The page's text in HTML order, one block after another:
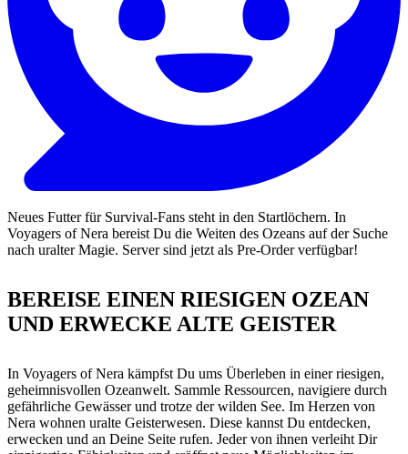
Neues Futter für Survival-Fans steht in den Startlöchern. In
Voyagers of Nera bereist Du die Weiten des Ozeans auf der Suche
nach uralter Magie. Server sind jetzt als Pre-Order verfügbar!
BEREISE EINEN RIESIGEN OZEAN
UND ERWECKE ALTE GEISTER
In Voyagers of Nera kämpfst Du ums Überleben in einer riesigen,
geheimnisvollen Ozeanwelt. Sammle Ressourcen, navigiere durch
gefährliche Gewässer und trotze der wilden See. Im Herzen von
Nera wohnen uralte Geisterwesen. Diese kannst Du entdecken,
erwecken und an Deine Seite rufen. Jeder von ihnen verleiht Dir